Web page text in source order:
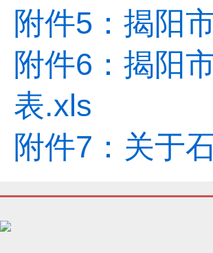
附件5：揭阳
附件6：揭阳
表.xls
附件7：关于